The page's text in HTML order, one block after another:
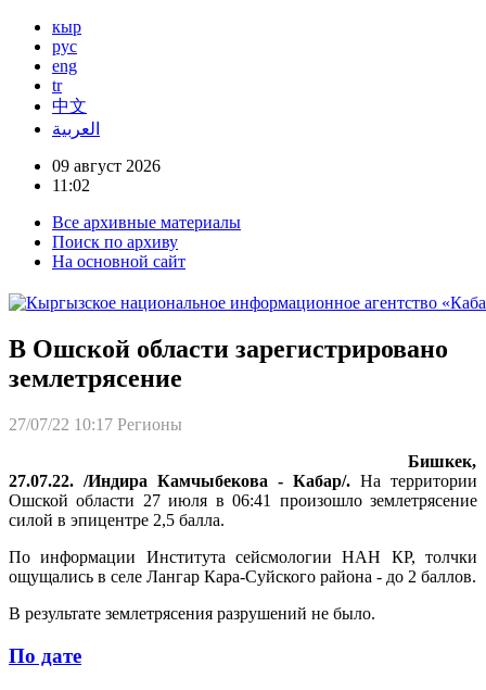
кыр
рус
eng
tr
中文
العربية
09 август 2026
11:02
Все архивные материалы
Поиск по архиву
На основной сайт
В Ошской области зарегистрировано
землетрясение
27/07/22 10:17 Регионы
Бишкек,
27.07.22. /Индира Камчыбекова - Кабар/. На территории
Ошской области 27 июля в 06:41 произошло землетрясение
силой в эпицентре 2,5 балла.
По информации Института сейсмологии НАН КР, толчки
ощущались в селе Лангар Кара-Суйского района - до 2 баллов.
В результате землетрясения разрушений не было.
По дате